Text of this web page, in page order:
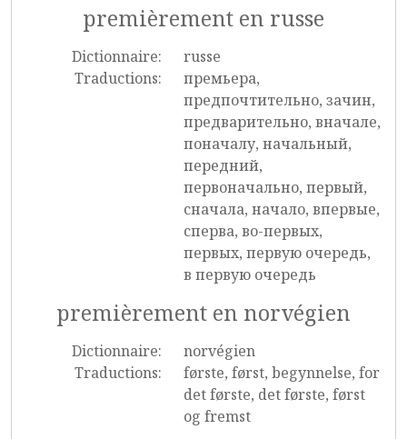
premièrement en russe
Dictionnaire:
russe
Traductions:
премьера,
предпочтительно, зачин,
предварительно, вначале,
поначалу, начальный,
передний,
первоначально, первый,
сначала, начало, впервые,
сперва, во-первых,
первых, первую очередь,
в первую очередь
premièrement en norvégien
Dictionnaire:
norvégien
Traductions:
første, først, begynnelse, for
det første, det første, først
og fremst